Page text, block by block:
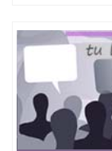
约大学为学
专业课程包
程、经济、
学、美术、电
制、历史、电
理、材料科学
学、化学、
销、机械工程